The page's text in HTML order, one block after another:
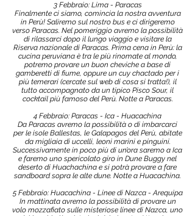
3 Febbraio: Lima - Paracas
Finalmente ci siamo, comincia la nostra avventura
in Perù! Saliremo sul nostro bus e ci dirigeremo
verso Paracas. Nel pomeriggio avremo la possibilità
di rilassarci dopo il lungo viaggio e visitare la
Riserva nazionale di Paracas. Prima cena in Perù: la
cucina peruviana è tra le più rinomate al mondo,
potremo provare un buon cheviche a base di
gamberetti di fiume, oppure un cuy chactado per i
più temerari (cercate sul web di cosa si tratta!), il
tutto accompagnato da un tipico Pisco Sour, il
cocktail più famoso del Perù. Notte a Paracas.
4 Febbraio: Paracas - Ica - Huacachina
Da Paracas avremo la possibilità o di imbarcarci
per le isole Ballestas, le Galapagos del Perù, abitate
da migliaia di uccelli, leoni marini e pinguini.
Successivamente in poco più di un’ora saremo a Ica
e faremo uno spericolato giro in Dune Buggy nel
deserto di Huachachina e si potrà provare a fare
sandboard sopra le alte dune. Notte a Huacachina.
5 Febbraio: Huacachina - Linee di Nazca - Arequipa
In mattinata avremo la possibilità di provare un
volo mozzafiato sulle misteriose linee di Nazca, uno